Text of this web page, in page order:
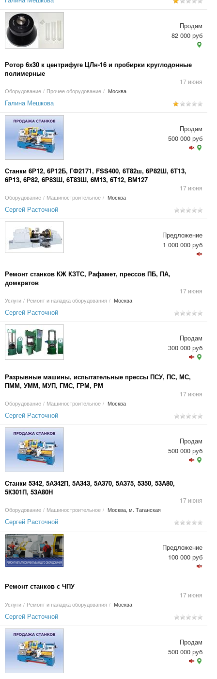
Ротор 6х30 к центрифуге ЦЛн-16 и пробирки круглодонные
полимерные
17 июня
Оборудование / Прочее оборудование / Москва
Продам
82 000 руб
Галина Мешкова
Станки 6Р12, 6Р12Б, ГФ2171, FSS400, 6Т82ш, 6Р82Ш, 6Т13,
6Р13, 6Р82, 6Р83Ш, 6Т83Ш, 6М13, 6Т12, ВМ127
17 июня
Оборудование / Машиностроительное / Москва
Продам
500 000 руб
Сергей Расточной
Ремонт станков КЖ КЗТС, Рафамет, прессов ПБ, ПА,
домкратов
17 июня
Услуги / Ремонт и наладка оборудования / Москва
Предложение
1 000 000 руб
Сергей Расточной
Разрывные машины, испытательные прессы ПСУ, ПС, МС,
ПММ, УММ, МУП, ГМС, ГРМ, РМ
17 июня
Оборудование / Машиностроительное / Москва
Продам
300 000 руб
Сергей Расточной
Станки 5342, 5А342П, 5А343, 5А370, 5А375, 5350, 53А80,
5К301П, 53А80Н
17 июня
Оборудование / Машиностроительное / Москва, м. Таганская
Продам
500 000 руб
Сергей Расточной
Ремонт станков с ЧПУ
17 июня
Услуги / Ремонт и наладка оборудования / Москва
Предложение
100 000 руб
Сергей Расточной
Продам
500 000 руб